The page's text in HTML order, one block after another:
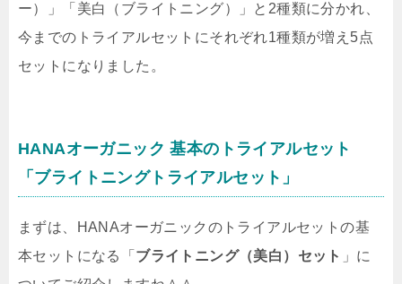
ー）」「美白（ブライトニング）」と2種類に分かれ
今までのトライアルセットにそれぞれ1種類が増え5点
セットになりました。
HANAオーガニック 基本のトライアルセット
「ブライトニングトライアルセット」
まずは、HANAオーガニックのトライアルセットの基
本セットになる「 ブライトニング（美白）セット 」に